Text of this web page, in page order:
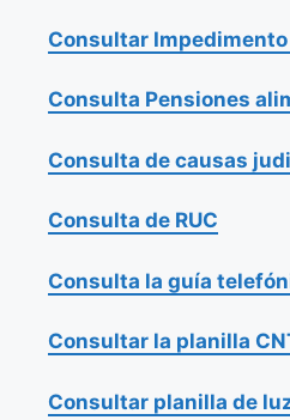
Consultar
Consulta Pensiones
Consulta de causas
Consulta de RUC
Consulta la guía
Consultar la planilla
Consultar planilla de